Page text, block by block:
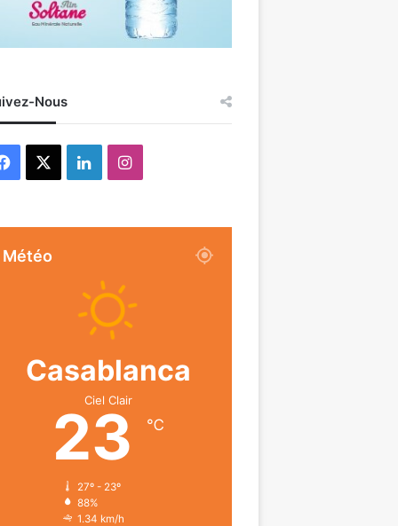
Nous
Facebook LinkedinInstagram
Météo
Casablanca
Ciel Clair
23 ℃
27º - 23º
88%
1.34 km/h